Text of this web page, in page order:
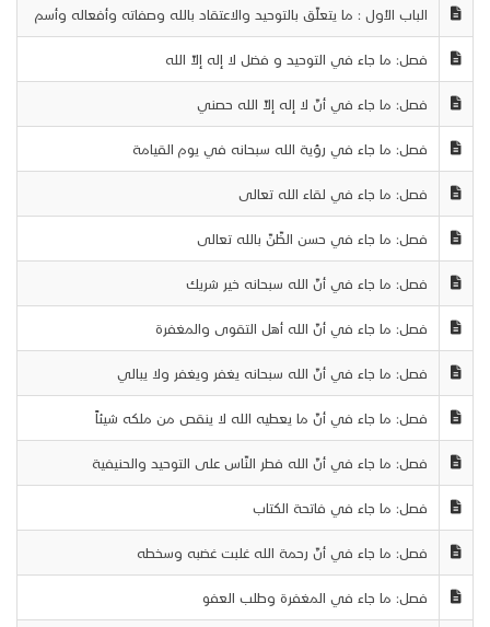
الباب الأول : ما يتعلّق بالتوحيد والاعتقاد بالله وصفاته وأفعاله وأسم
فصل: ما جاء في التوحيد و فضل لا إله إلاّ الله
فصل: ما جاء في أنّ لا إله إلاّ الله حصني
فصل: ما جاء في رؤية الله سبحانه في يوم القيامة
فصل: ما جاء في لقاء الله تعالى
فصل: ما جاء في حسن الظّنّ بالله تعالى
فصل: ما جاء في أنّ الله سبحانه خير شريك
فصل: ما جاء في أنّ الله أهل التقوى والمغفرة
فصل: ما جاء في أنّ الله سبحانه يغفر ويغفر ولا يبالي
فصل: ما جاء في أنّ ما يعطيه الله لا ينقص من ملكه شيئاً
فصل: ما جاء في أنّ الله فطر النّاس على التوحيد والحنيفية
فصل: ما جاء في فاتحة الكتاب
فصل: ما جاء في أنّ رحمة الله غلبت غضبه وسخطه
فصل: ما جاء في المغفرة وطلب العفو